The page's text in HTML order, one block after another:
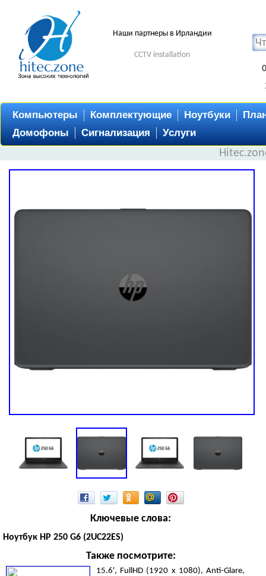
Наши партнеры в Ирландии
CCTV installation
Компьютеры Комплектующие Ноутбуки
Домофоны
Сигнализация Услуги
Ключевые слова:
Ноутбук HP 250 G6 (2UC22ES)
Также посмотрите:
15.6', FullHD (1920 х 1080), Anti-Glare,